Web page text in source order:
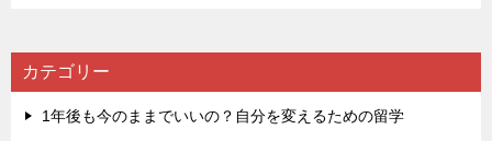
カテゴリー
1年後も今のままでいいの？自分を変えるための留学